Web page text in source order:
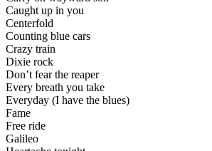
Caught up in you
Centerfold
Counting blue cars
Crazy train
Dixie rock
Don’t fear the reaper
Every breath you take
Everyday (I have the blues)
Fame
Free ride
Galileo